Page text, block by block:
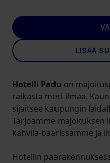
LISÄÄ
Hotelli Padu on
raikasta meri-ilmaa.
sijaitsee kaupungin
Tarjoamme majoituksen
kahvila-baarissamme ja
Hotellin